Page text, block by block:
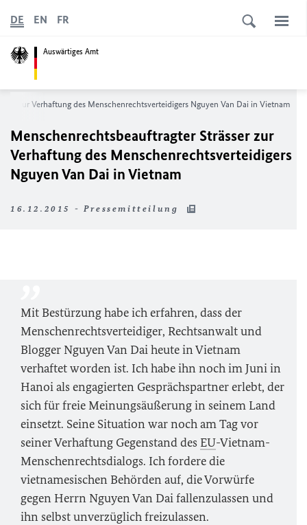
Auswärtiges Amt
DE EN FR
zur Verhaftung des Menschenrechtsverteidigers Nguyen Van Dai in Vietnam
Menschenrechtsbeauftragter Strässer zur
Verhaftung des Menschenrechtsverteidigers
Nguyen Van Dai in Vietnam
16.12.2015 - Pressemitteilung
Mit Bestürzung habe ich erfahren, dass der
Menschenrechtsverteidiger, Rechtsanwalt und
Blogger Nguyen Van Dai heute in Vietnam
verhaftet worden ist. Ich habe ihn noch im Juni in
Hanoi als engagierten Gesprächspartner erlebt, der
sich für freie Meinungsäußerung in seinem Land
einsetzt. Seine Situation war noch am Tag vor
seiner Verhaftung Gegenstand des EU-Vietnam-
Menschenrechtsdialogs. Ich fordere die
vietnamesischen Behörden auf, die Vorwürfe
gegen Herrn Nguyen Van Dai fallenzulassen und
ihn selbst unverzüglich freizulassen.